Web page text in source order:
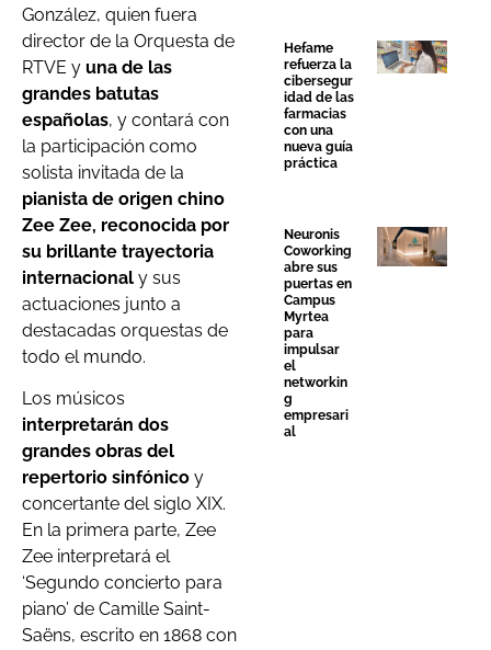
González, quien fuera
director de la Orquesta de
RTVE y una de las
grandes batutas
españolas, y contará con
la participación como
solista invitada de la
pianista de origen chino
Zee Zee, reconocida por
su brillante trayectoria
internacional y sus
actuaciones junto a
destacadas orquestas de
todo el mundo.
Los músicos
interpretarán dos
grandes obras del
repertorio sinfónico y
concertante del siglo XIX.
En la primera parte, Zee
Zee interpretará el
‘Segundo concierto para
piano’ de Camille Saint-
Saëns, escrito en 1868 con
Hefame
refuerza la
cibersegur
idad de las
farmacias
con una
nueva guía
práctica
Neuronis
Coworking
abre sus
puertas en
Campus
Myrtea
para
impulsar
el
networkin
g
empresari
al